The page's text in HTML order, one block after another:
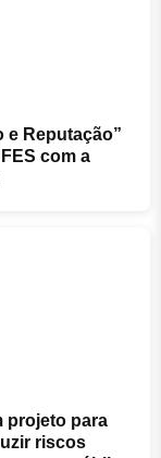
e Reputação”
com a
projeto para
riscos